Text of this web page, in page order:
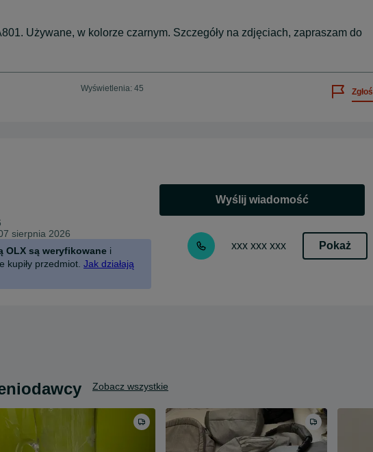
Używane, w kolorze czarnym. Szczegóły na zdjęciach, zapraszam do
Wyświetlenia: 45 Zgłoś
sierpnia 2026
OLX są weryfikowane i
kupiły przedmiot. Jak działają
Wyślij wiadomość
xxx xxx xxx Pokaż
Zobacz wszystkie